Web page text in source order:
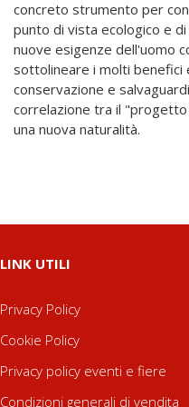
una nuova naturalità.
LINK UTILI
Privacy Policy
Cookie Policy
Privacy policy eventi e fiere
Condizioni generali di vendita